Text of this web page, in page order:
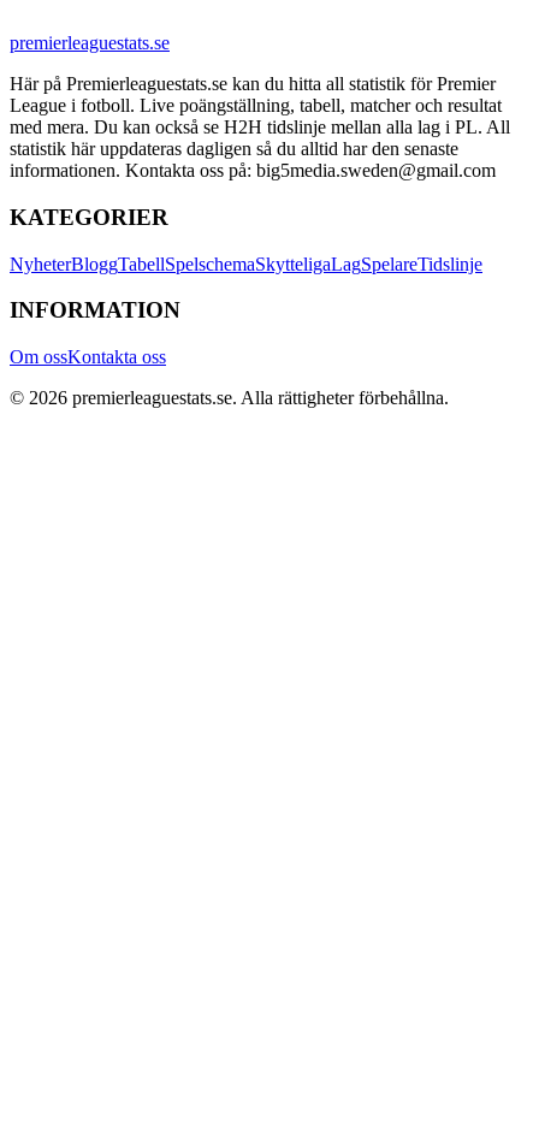
premierleaguestats.se
Här på Premierleaguestats.se kan du hitta all statistik för Premier
League i fotboll. Live poängställning, tabell, matcher och resultat
med mera. Du kan också se H2H tidslinje mellan alla lag i PL. All
statistik här uppdateras dagligen så du alltid har den senaste
informationen. Kontakta oss på: big5media.sweden@gmail.com
KATEGORIER
NyheterBloggTabellSpelschemaSkytteligaLagSpelareTidslinje
INFORMATION
Om ossKontakta oss
© 2026 premierleaguestats.se. Alla rättigheter förbehållna.